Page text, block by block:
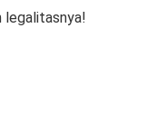
legalitasnya!